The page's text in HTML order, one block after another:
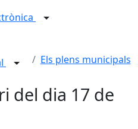
Els plens municipals
del dia 17 de